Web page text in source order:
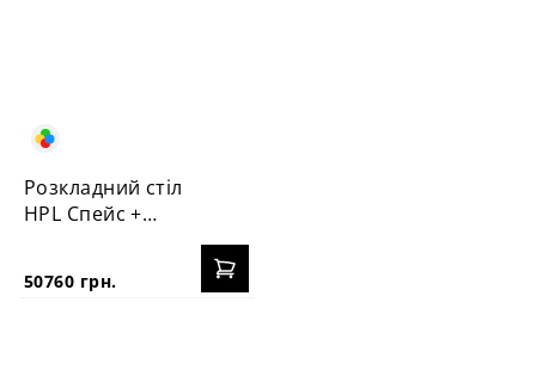
Розкладний стіл
HPL Спейс +
50760 грн.